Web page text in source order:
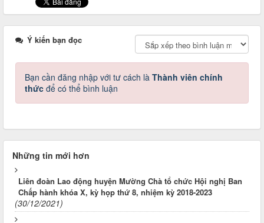
Ý kiến bạn đọc
Bạn cần đăng nhập với tư cách là Thành viên chính
thức để có thể bình luận
Những tin mới hơn
Liên đoàn Lao động huyện Mường Chà tổ chức Hội nghị Ban
Chấp hành khóa X, kỳ họp thứ 8, nhiệm kỳ 2018-2023
(30/12/2021)